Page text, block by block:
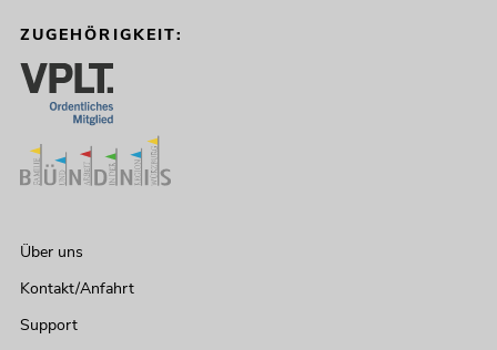
ZUGEHÖRIGKEIT:
Über uns
Kontakt/Anfahrt
Support